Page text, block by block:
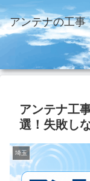
アンテナの工事
アンテナ工
選！失敗し
埼玉